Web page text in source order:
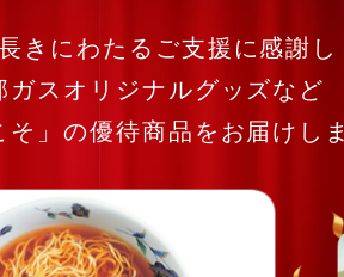
きにわたるご支援に感謝し
ガスオリジナルグッズなど
そ」の優待商品をお届けし